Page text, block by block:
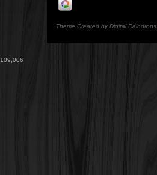
Theme Created by Digital Raindrops
109,006